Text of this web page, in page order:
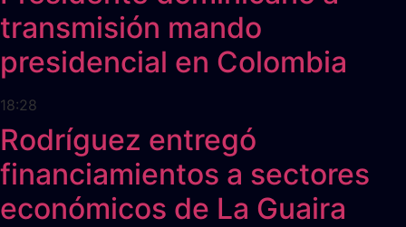
transmisión mando
presidencial en Colombia
18:28
Rodríguez entregó
financiamientos a sectores
económicos de La Guaira